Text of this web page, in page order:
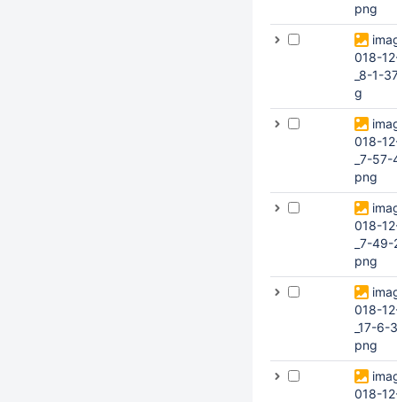
png
018-
_8-1-
g
018-
_7-57-
png
018-
_7-
png
018-
_17-6-
png
018-